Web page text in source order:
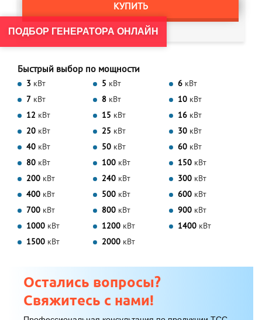
КУПИТЬ
Быстрый выбор по мощности
3 кВт 5 кВт 6 кВт
7 кВт 8 кВт 10 кВт
12 кВт 15 кВт 16 кВт
20 кВт 25 кВт 30 кВт
40 кВт 50 кВт 60 кВт
80 кВт 100 кВт 150 кВт
200 кВт 240 кВт 300 кВт
400 кВт 500 кВт 600 кВт
700 кВт 800 кВт 900 кВт
1000 кВт 1200 кВт 1400 кВт
1500 кВт 2000 кВт
Остались вопросы?
Свяжитесь с нами!
ПОДБОР ГЕНЕРАТОРА ОНЛАЙН